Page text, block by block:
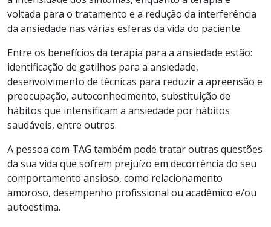
voltada para o tratamento e a redução da interferência
da ansiedade nas várias esferas da vida do paciente.
Entre os benefícios da terapia para a ansiedade estão:
identificação de gatilhos para a ansiedade,
desenvolvimento de técnicas para reduzir a apreensão e
preocupação, autoconhecimento, substituição de
hábitos que intensificam a ansiedade por hábitos
saudáveis, entre outros.
A pessoa com TAG também pode tratar outras questões
da sua vida que sofrem prejuízo em decorrência do seu
comportamento ansioso, como relacionamento
amoroso, desempenho profissional ou acadêmico e/ou
autoestima.